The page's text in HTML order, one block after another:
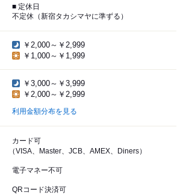
■ 定休日
不定休（新宿タカシマヤに準ずる）
￥2,000～￥2,999
￥1,000～￥1,999
￥3,000～￥3,999
￥2,000～￥2,999
利用金額分布を見る
カード可
（VISA、Master、JCB、AMEX、Diners）
電子マネー不可
QRコード決済可